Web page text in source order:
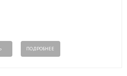
ПОДРОБНЕЕ